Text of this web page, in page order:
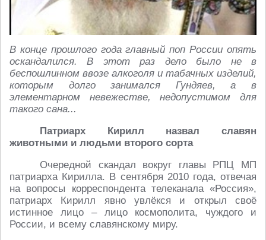
В конце прошлого года главный поп России опять
оскандалился. В этот раз дело было не в
беспошлинном ввозе алкоголя и табачных изделий,
которым долго занимался Гундяев, а в
элементарном невежестве, недопустимом для
такого сана...
Патриарх Кирилл назвал славян
животными и людьми второго сорта
Очередной скандал вокруг главы РПЦ МП
патриарха Кирилла. В сентября 2010 года, отвечая
на вопросы корреспондента телеканала «Россия»,
патриарх Кирилл явно увлёкся и открыл своё
истинное лицо – лицо космополита, чуждого и
России, и всему славянскому миру.